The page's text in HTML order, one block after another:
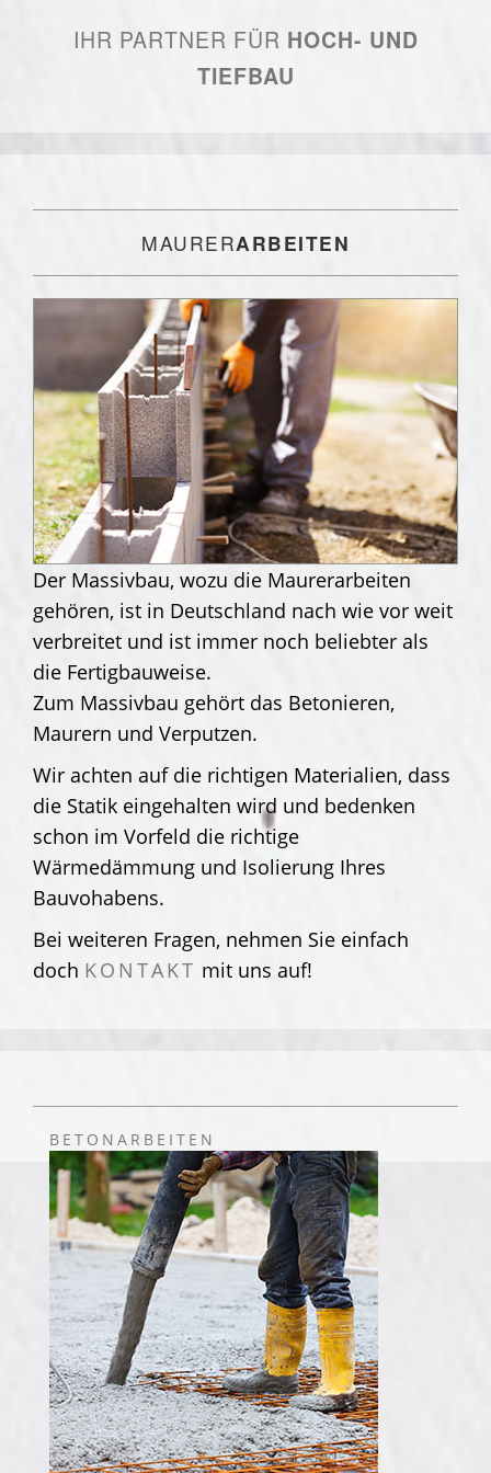
IHR PARTNER FÜR HOCH- UND
TIEFBAU
MAURERARBEITEN
Der Massivbau, wozu die Maurerarbeiten
gehören, ist in Deutschland nach wie vor weit
verbreitet und ist immer noch beliebter als
die Fertigbauweise.
Zum Massivbau gehört das Betonieren,
Maurern und Verputzen.
Wir achten auf die richtigen Materialien, dass
die Statik eingehalten wird und bedenken
schon im Vorfeld die richtige
Wärmedämmung und Isolierung Ihres
Bauvohabens.
Bei weiteren Fragen, nehmen Sie einfach
doch KONTAKT mit uns auf!
BETONARBEITEN